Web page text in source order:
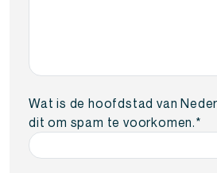
Wat is de hoofdstad van
dit om spam te voorkomen.*